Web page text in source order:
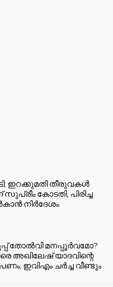
ഇറക്കുമതി തീരുവകൾ
കോടതി, പിരിച്ച
നിർദേശം
തോൽവി മനപ്പൂർവമോ?
അഖിലേഷ് യാദവിന്റെ
ഇവിഎം ചർച്ച വീണ്ടും